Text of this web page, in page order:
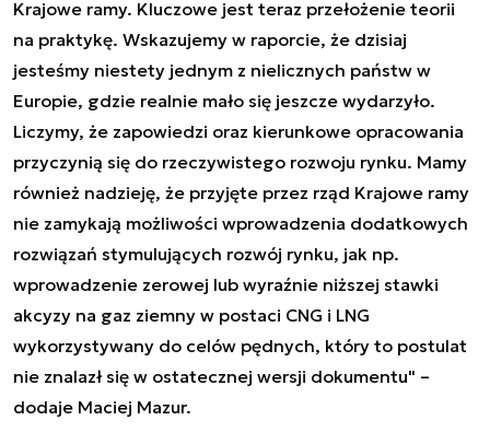
Krajowe ramy. Kluczowe jest teraz przełożenie teorii
na praktykę. Wskazujemy w raporcie, że dzisiaj
jesteśmy niestety jednym z nielicznych państw w
Europie, gdzie realnie mało się jeszcze wydarzyło.
Liczymy, że zapowiedzi oraz kierunkowe opracowania
przyczynią się do rzeczywistego rozwoju rynku. Mamy
również nadzieję, że przyjęte przez rząd Krajowe ramy
nie zamykają możliwości wprowadzenia dodatkowych
rozwiązań stymulujących rozwój rynku, jak np.
wprowadzenie zerowej lub wyraźnie niższej stawki
akcyzy na gaz ziemny w postaci CNG i LNG
wykorzystywany do celów pędnych, który to postulat
nie znalazł się w ostatecznej wersji dokumentu" –
dodaje Maciej Mazur.